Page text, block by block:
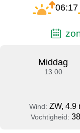
06:17
Middag
13:00
Wind: ZW, 4.9
Vochtigheid: